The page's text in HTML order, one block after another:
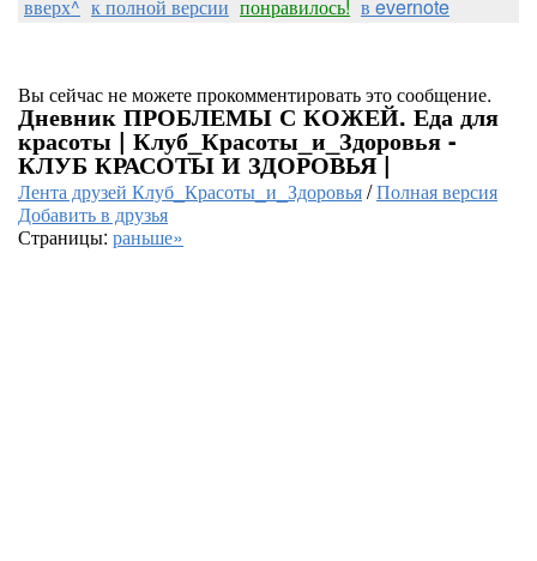
вверх^ к полной версии понравилось! в evernote
Вы сейчас не можете прокомментировать это сообщение.
Дневник ПРОБЛЕМЫ С КОЖЕЙ. Еда для
красоты | Клуб_Красоты_и_Здоровья -
КЛУБ КРАСОТЫ И ЗДОРОВЬЯ |
Лента друзей Клуб_Красоты_и_Здоровья/Полная версия
Добавить в друзья
Страницы: раньше»